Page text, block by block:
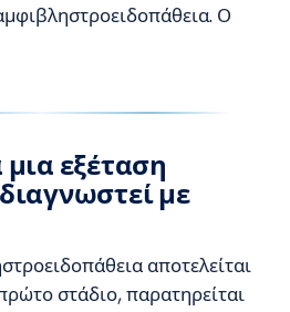
Ο
μια εξέταση
με
αποτελείται
στάδιο, παρατηρείται